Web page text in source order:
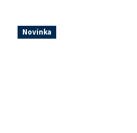
Novinka